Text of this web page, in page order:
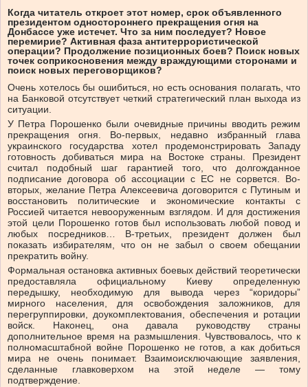
Когда читатель откроет этот номер, срок объявленного
президентом одностороннего прекращения огня на
Донбассе уже истечет. Что за ним последует? Новое
перемирие? Активная фаза антитеррористической
операции? Продолжение позиционных боев? Поиск новых
точек соприкосновения между враждующими сторонами и
поиск новых переговорщиков?
Очень хотелось бы ошибиться, но есть основания полагать, что
на Банковой отсутствует четкий стратегический план выхода из
ситуации.
У Петра Порошенко были очевидные причины вводить режим
прекращения огня. Во-первых, недавно избранный глава
украинского государства хотел продемонстрировать Западу
готовность добиваться мира на Востоке страны. Президент
считал подобный шаг гарантией того, что долгожданное
подписание договора об ассоциации с ЕС не сорвется. Во-
вторых, желание Петра Алексеевича договорится с Путиным и
восстановить политические и экономические контакты с
Россией читается невооруженным взглядом. И для достижения
этой цели Порошенко готов был использовать любой повод и
любых посредников… В-третьих, президент должен был
показать избирателям, что он не забыл о своем обещании
прекратить войну.
Формальная остановка активных боевых действий теоретически
предоставляла официальному Киеву определенную
передышку, необходимую для вывода через “коридоры”
мирного населения, для освобождения заложников, для
перегруппировки, доукомплектования, обеспечения и ротации
войск. Наконец, она давала руководству страны
дополнительное время на размышления. Чувствовалось, что к
полномасштабной войне Порошенко не готов, а как добиться
мира не очень понимает. Взаимоисключающие заявления,
сделанные главковерхом на этой неделе — тому
подтверждение.